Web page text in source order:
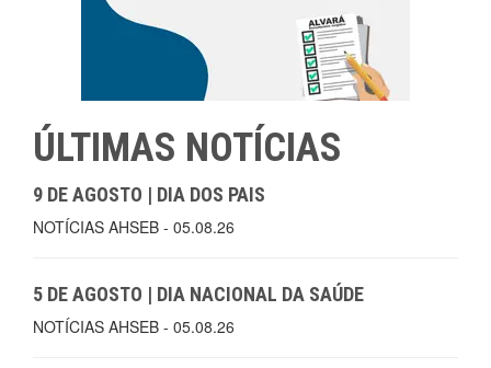
ÚLTIMAS NOTÍCIAS
9 DE AGOSTO | DIA DOS PAIS
NOTÍCIAS AHSEB - 05.08.26
5 DE AGOSTO | DIA NACIONAL DA SAÚDE
NOTÍCIAS AHSEB - 05.08.26